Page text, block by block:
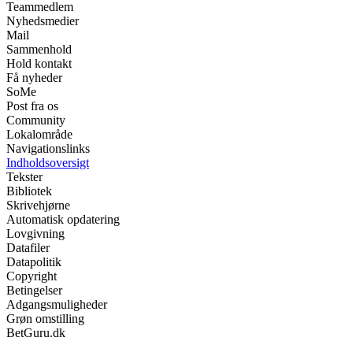
Teammedlem
Nyhedsmedier
Mail
Sammenhold
Hold kontakt
Få nyheder
SoMe
Post fra os
Community
Lokalområde
Navigationslinks
Indholdsoversigt
Tekster
Bibliotek
Skrivehjørne
Automatisk opdatering
Lovgivning
Datafiler
Datapolitik
Copyright
Betingelser
Adgangsmuligheder
Grøn omstilling
BetGuru.dk